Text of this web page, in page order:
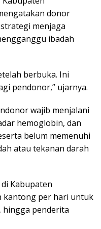
donor
menjaga
ibadah
berbuka. Ini
pendonor,” ujarnya.
wajib menjalani
hemoglobin, dan
belum memenuhi
atau tekanan darah
Kabupaten
kantong per hari untuk
hingga penderita